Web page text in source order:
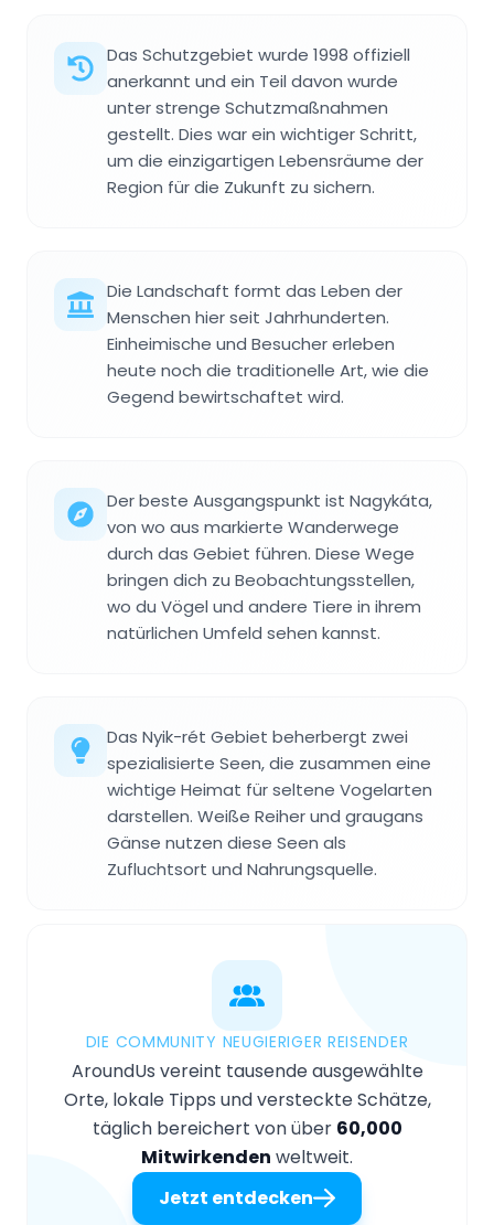
Das Schutzgebiet wurde 1998 offiziell
anerkannt und ein Teil davon wurde
unter strenge Schutzmaßnahmen
gestellt. Dies war ein wichtiger Schritt,
um die einzigartigen Lebensräume der
Region für die Zukunft zu sichern.
Die Landschaft formt das Leben der
Menschen hier seit Jahrhunderten.
Einheimische und Besucher erleben
heute noch die traditionelle Art, wie die
Gegend bewirtschaftet wird.
Der beste Ausgangspunkt ist Nagykáta,
von wo aus markierte Wanderwege
durch das Gebiet führen. Diese Wege
bringen dich zu Beobachtungsstellen,
wo du Vögel und andere Tiere in ihrem
natürlichen Umfeld sehen kannst.
Das Nyik-rét Gebiet beherbergt zwei
spezialisierte Seen, die zusammen eine
wichtige Heimat für seltene Vogelarten
darstellen. Weiße Reiher und graugans
Gänse nutzen diese Seen als
Zufluchtsort und Nahrungsquelle.
DIE COMMUNITY NEUGIERIGER REISENDER
AroundUs vereint tausende ausgewählte
Orte, lokale Tipps und versteckte Schätze,
täglich bereichert von über 60,000
Mitwirkenden weltweit.
Jetzt entdecken